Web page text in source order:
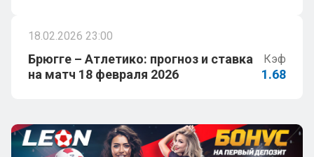
18.02.2026 23:00
Брюгге – Атлетико: прогноз и ставка
на матч 18 февраля 2026
Кэф
1.68